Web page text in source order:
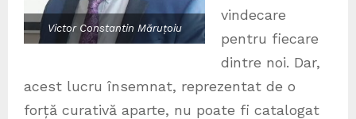
Victor Constantin Măruțoiu
vindecare
pentru fiecare
dintre noi. Dar,
acest lucru însemnat, reprezentat de o
forță curativă aparte, nu poate fi catalogat